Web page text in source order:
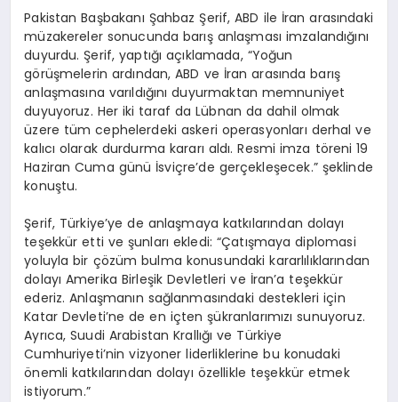
YAŞAM
DIĞER
Pakistan Başbakanı Şahbaz Şerif, ABD ile İran arasındaki
müzakereler sonucunda barış anlaşması imzalandığını
duyurdu. Şerif, yaptığı açıklamada, “Yoğun
görüşmelerin ardından, ABD ve İran arasında barış
anlaşmasına varıldığını duyurmaktan memnuniyet
duyuyoruz. Her iki taraf da Lübnan da dahil olmak
üzere tüm cephelerdeki askeri operasyonları derhal ve
kalıcı olarak durdurma kararı aldı. Resmi imza töreni 19
Haziran Cuma günü İsviçre’de gerçekleşecek.” şeklinde
konuştu.
Şerif, Türkiye’ye de anlaşmaya katkılarından dolayı
teşekkür etti ve şunları ekledi: “Çatışmaya diplomasi
yoluyla bir çözüm bulma konusundaki kararlılıklarından
dolayı Amerika Birleşik Devletleri ve İran’a teşekkür
ederiz. Anlaşmanın sağlanmasındaki destekleri için
Katar Devleti’ne de en içten şükranlarımızı sunuyoruz.
Ayrıca, Suudi Arabistan Krallığı ve Türkiye
Cumhuriyeti’nin vizyoner liderliklerine bu konudaki
önemli katkılarından dolayı özellikle teşekkür etmek
istiyorum.”